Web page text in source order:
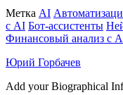
Метка AI
с AI Бот-ассистенты
Финансовый анализ с
Юрий Горбачев
Add your Biographical